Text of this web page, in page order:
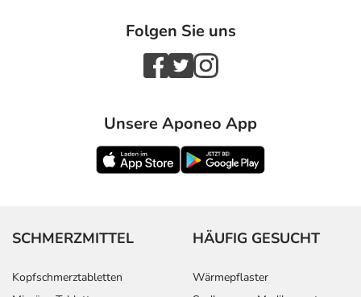
je 100 ml Sirup:
Monohydrat, gereinigtes Wasser
Adresse des Anbieters/Herstellers
STADA Consumer Health Deutschland GmbH
Das PDF des Beipackzettels
können Sie sich oben
Folgen Sie uns
Unsere Aponeo App
SCHMERZMITTEL
Kopfschmerztabletten
HÄUFIG GESUCHT
Wärmepflaster